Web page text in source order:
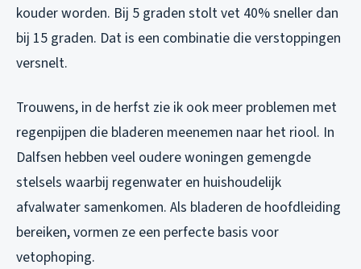
kouder worden. Bij 5 graden stolt vet 40% sneller dan
bij 15 graden. Dat is een combinatie die verstoppingen
versnelt.
Trouwens, in de herfst zie ik ook meer problemen met
regenpijpen die bladeren meenemen naar het riool. In
Dalfsen hebben veel oudere woningen gemengde
stelsels waarbij regenwater en huishoudelijk
afvalwater samenkomen. Als bladeren de hoofdleiding
bereiken, vormen ze een perfecte basis voor
vetophoping.